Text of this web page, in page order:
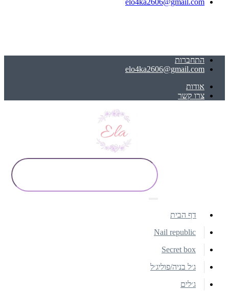
elo4ka2606@gmail.com
התחברות
elo4ka2606@gmail.com
אודות
צרו קשר
דף הבית
Nail republic
Secret box
ג׳ל בניה/פוליג׳ל
ג׳לים